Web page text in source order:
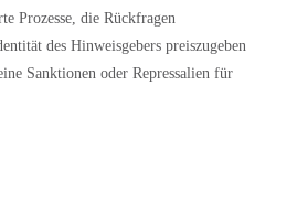
Prozesse, die Rückfragen
des Hinweisgebers preiszugeben
Sanktionen oder Repressalien für